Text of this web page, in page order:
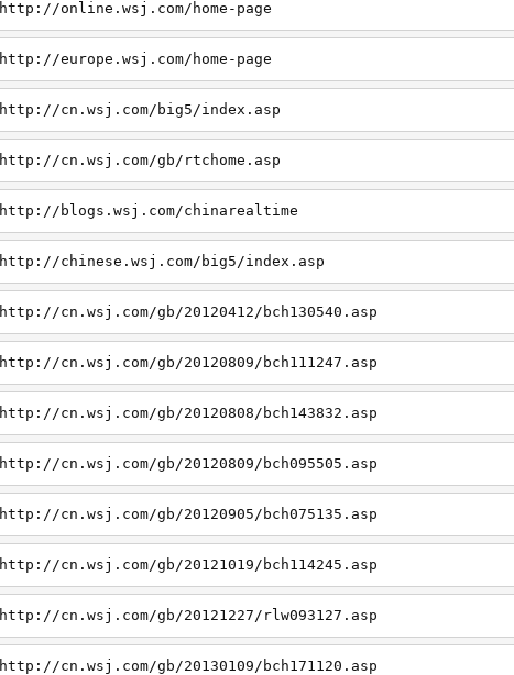
http://online.wsj.com/home-page
http://europe.wsj.com/home-page
http://cn.wsj.com/big5/index.asp
http://cn.wsj.com/gb/rtchome.asp
http://blogs.wsj.com/chinarealtime
http://chinese.wsj.com/big5/index.asp
http://cn.wsj.com/gb/20120412/bch130540.asp
http://cn.wsj.com/gb/20120809/bch111247.asp
http://cn.wsj.com/gb/20120808/bch143832.asp
http://cn.wsj.com/gb/20120809/bch095505.asp
http://cn.wsj.com/gb/20120905/bch075135.asp
http://cn.wsj.com/gb/20121019/bch114245.asp
http://cn.wsj.com/gb/20121227/rlw093127.asp
http://cn.wsj.com/gb/20130109/bch171120.asp